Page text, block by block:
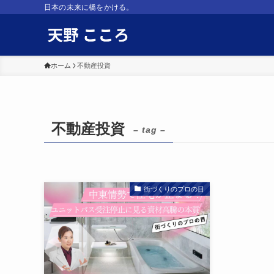
日本の未来に橋をかける。
ホーム 不動産投資
不動産投資 – tag –
街づくりのプロの目